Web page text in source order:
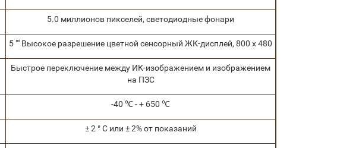
5.0 миллионов пикселей, светодиодные фонари
5 "" Высокое разрешение цветной сенсорный ЖК-дисплей, 800 х 480
Быстрое переключение между ИК-изображением и изображением
на ПЗС
-40 ℃ - + 650 ℃
± 2 ° C или ± 2% от показаний